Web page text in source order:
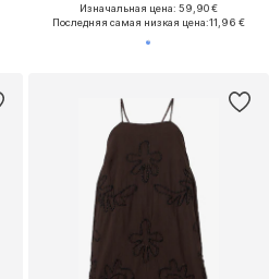
Изначальная цена: 59,90 €
Последняя самая низкая цена:11,96 €